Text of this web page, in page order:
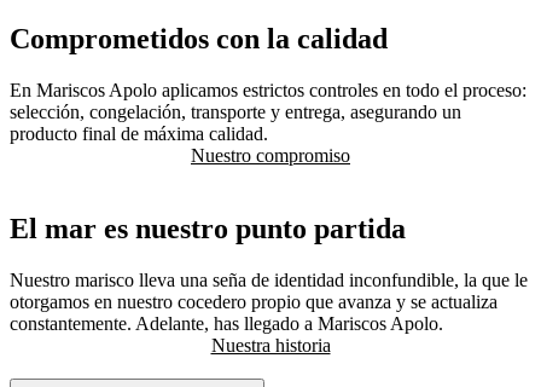
Comprometidos con la calidad
En Mariscos Apolo aplicamos estrictos controles en todo el proceso:
selección, congelación, transporte y entrega, asegurando un
producto final de máxima calidad.
Nuestro compromiso
El mar es nuestro punto partida
Nuestro marisco lleva una seña de identidad inconfundible, la que le
otorgamos en nuestro cocedero propio que avanza y se actualiza
constantemente. Adelante, has llegado a Mariscos Apolo.
Nuestra historia